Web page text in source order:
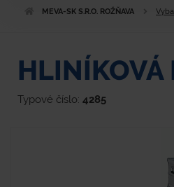
MEVA-SK S.R.O. ROŽŇAVA
HLINÍKOVÁ
Typové číslo: 4285